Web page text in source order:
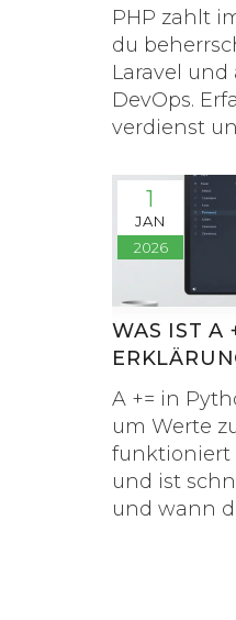
PHP zahlt
du
Laravel
DevOps.
verdienst
1
JAN
2026
WAS IST A
A += in
um Werte
funktioniert
und ist
und wann